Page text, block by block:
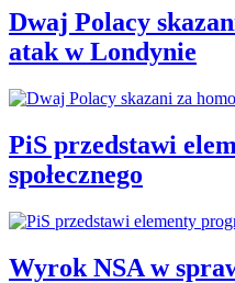
Dwaj Polacy
atak w Londynie
PiS przedstawi
społecznego
Wyrok NSA w